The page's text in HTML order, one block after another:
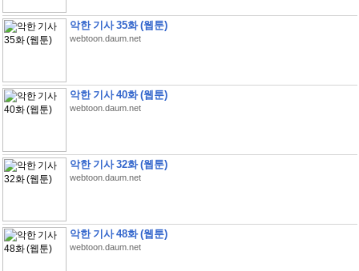
악한 기사 35화 (웹툰)
webtoon.daum.net
악한 기사 40화 (웹툰)
webtoon.daum.net
악한 기사 32화 (웹툰)
webtoon.daum.net
악한 기사 48화 (웹툰)
webtoon.daum.net